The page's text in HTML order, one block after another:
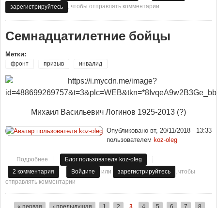
зарегистрируйтесь
, чтобы отправлять комментарии
Семнадцатилетние бойцы
Метки:
фронт призыв инвалид
Михаил Васильевич Логинов 1925-2013 (?)
Опубликовано вт, 20/11/2018 - 13:33
пользователем koz-oleg
Подробнее о Семнадцатилетние бойцы
Блог пользователя koz-oleg
2 комментария
Войдите или зарегистрируйтесь
, чтобы
отправлять комментарии
« первая ‹ предыдущая 1 2 3 4 5 6 7
8